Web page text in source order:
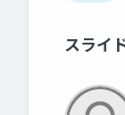
スライ